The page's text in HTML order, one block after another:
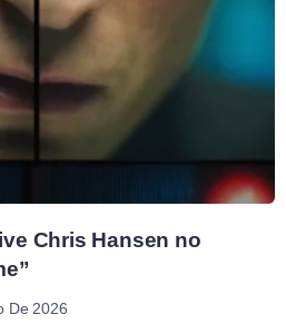
Chris Hansen no
De 2026